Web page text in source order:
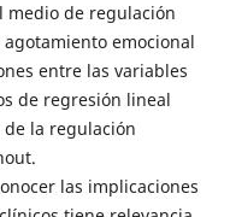
medio de regulación
emocional
entre las variables
de regresión lineal
la regulación
las implicaciones